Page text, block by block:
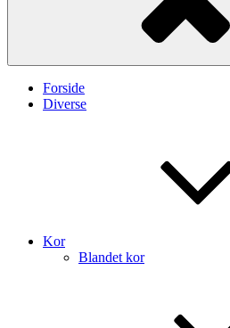
Forside
Diverse
Kor
Blandet kor